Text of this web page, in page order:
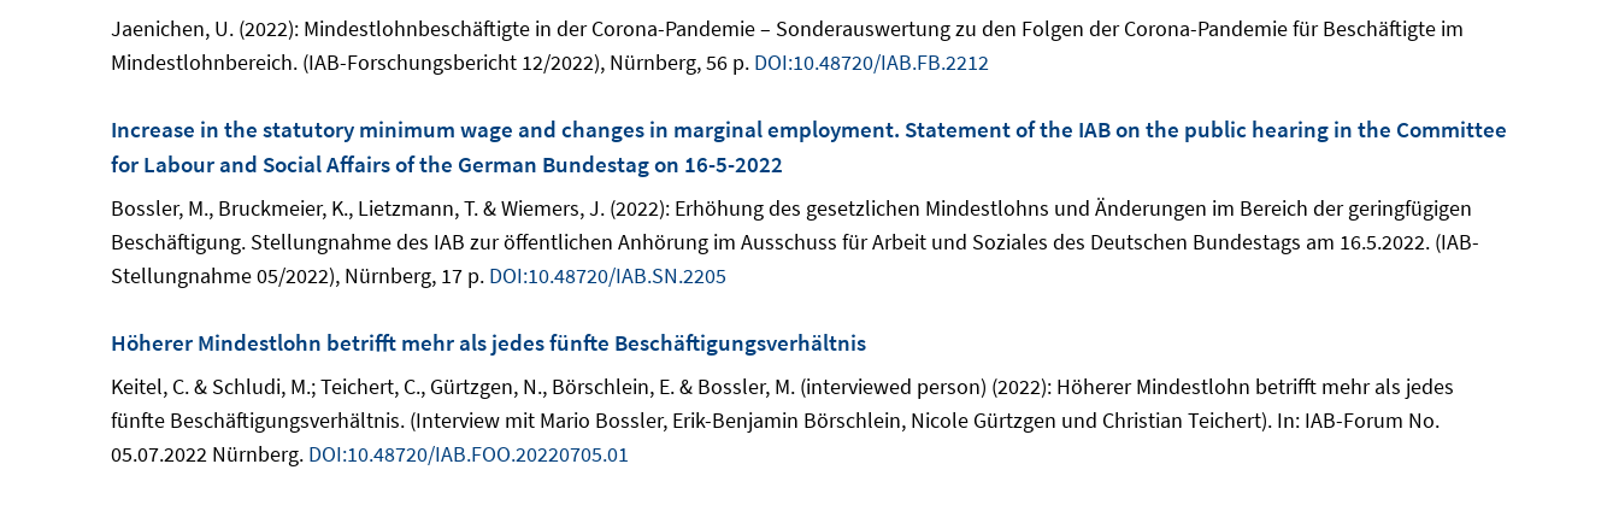
Jaenichen, U. (2022): Mindestlohnbeschäftigte in der Corona-Pandemie – Sonderauswertung zu den Folgen der Corona-Pandemie für Beschäftigte im
Mindestlohnbereich. (IAB-Forschungsbericht 12/2022), Nürnberg, 56 p. DOI:10.48720/IAB.FB.2212
Increase in the statutory minimum wage and changes in marginal employment. Statement of the IAB on the public hearing in the Committee
for Labour and Social Affairs of the German Bundestag on 16-5-2022
Bossler, M., Bruckmeier, K., Lietzmann, T. & Wiemers, J. (2022): Erhöhung des gesetzlichen Mindestlohns und Änderungen im Bereich der geringfügigen
Beschäftigung. Stellungnahme des IAB zur öffentlichen Anhörung im Ausschuss für Arbeit und Soziales des Deutschen Bundestags am 16.5.2022. (IAB-
Stellungnahme 05/2022), Nürnberg, 17 p. DOI:10.48720/IAB.SN.2205
Höherer Mindestlohn betrifft mehr als jedes fünfte Beschäftigungsverhältnis
Keitel, C. & Schludi, M.; Teichert, C., Gürtzgen, N., Börschlein, E. & Bossler, M. (interviewed person) (2022): Höherer Mindestlohn betrifft mehr als jedes
fünfte Beschäftigungsverhältnis. (Interview mit Mario Bossler, Erik-Benjamin Börschlein, Nicole Gürtzgen und Christian Teichert). In: IAB-Forum No.
05.07.2022 Nürnberg. DOI:10.48720/IAB.FOO.20220705.01